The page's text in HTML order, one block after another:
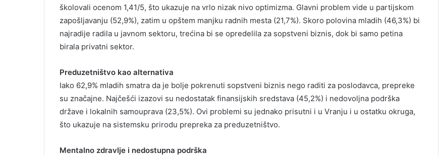
školovali ocenom 1,41/5, što ukazuje na vrlo nizak nivo optimizma. Glavni problem vide u partijskom
zapošljavanju (52,9%), zatim u opštem manjku radnih mesta (21,7%). Skoro polovina mladih (46,3%) bi
najradije radila u javnom sektoru, trećina bi se opredelila za sopstveni biznis, dok bi samo petina
birala privatni sektor.
Preduzetništvo kao alternativa
Iako 62,9% mladih smatra da je bolje pokrenuti sopstveni biznis nego raditi za poslodavca, prepreke
su značajne. Najčešći izazovi su nedostatak finansijskih sredstava (45,2%) i nedovoljna podrška
države i lokalnih samouprava (23,5%). Ovi problemi su jednako prisutni i u Vranju i u ostatku okruga,
što ukazuje na sistemsku prirodu prepreka za preduzetništvo.
Mentalno zdravlje i nedostupna podrška